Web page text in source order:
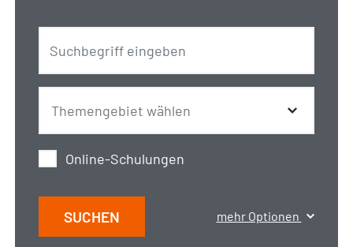
Online-Schulungen
SUCHEN mehr Optionen